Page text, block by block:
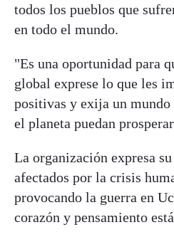
todos los pueblos que
en todo el mundo.
"Es una oportunidad para
global exprese lo que les
positivas y exija un mundo
el planeta puedan
La organización expresa
afectados por la crisis
provocando la guerra en
corazón y pensamiento